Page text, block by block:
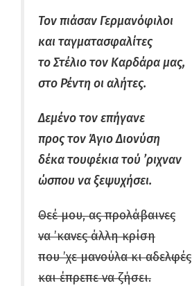
Τον πιάσαν Γερμανόφιλοι
και ταγματασφαλίτες
το Στέλιο τον Καρδάρα μας,
στο Ρέντη οι αλήτες.
Δεμένο τον επήγανε
προς τον Άγιο Διονύση
δέκα τουφέκια τού ’ριχναν
ώσπου να ξεψυχήσει.
Θεέ μου, ας προλάβαινες
να ’κανες άλλη κρίση
που ’χε μανούλα κι αδελφές
και έπρεπε να ζήσει.